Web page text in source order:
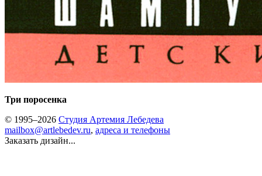
Три поросенка
© 1995–2026 Студия Артемия Лебедева
mailbox@artlebedev.ru, адреса и телефоны
Заказать дизайн...